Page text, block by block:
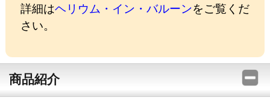
詳細はヘリウム・イン・バルーンをご覧くだ
さい。
商品紹介